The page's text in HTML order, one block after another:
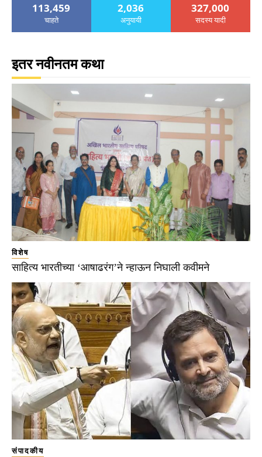
113,459
चाहते
2,036
अनुयायी
327,000
सदस्य यादी
इतर नवीनतम कथा
विशेष
साहित्य भारतीच्या ‘आषाढरंग’ने न्हाऊन निघाली कवीमने
संपादकीय